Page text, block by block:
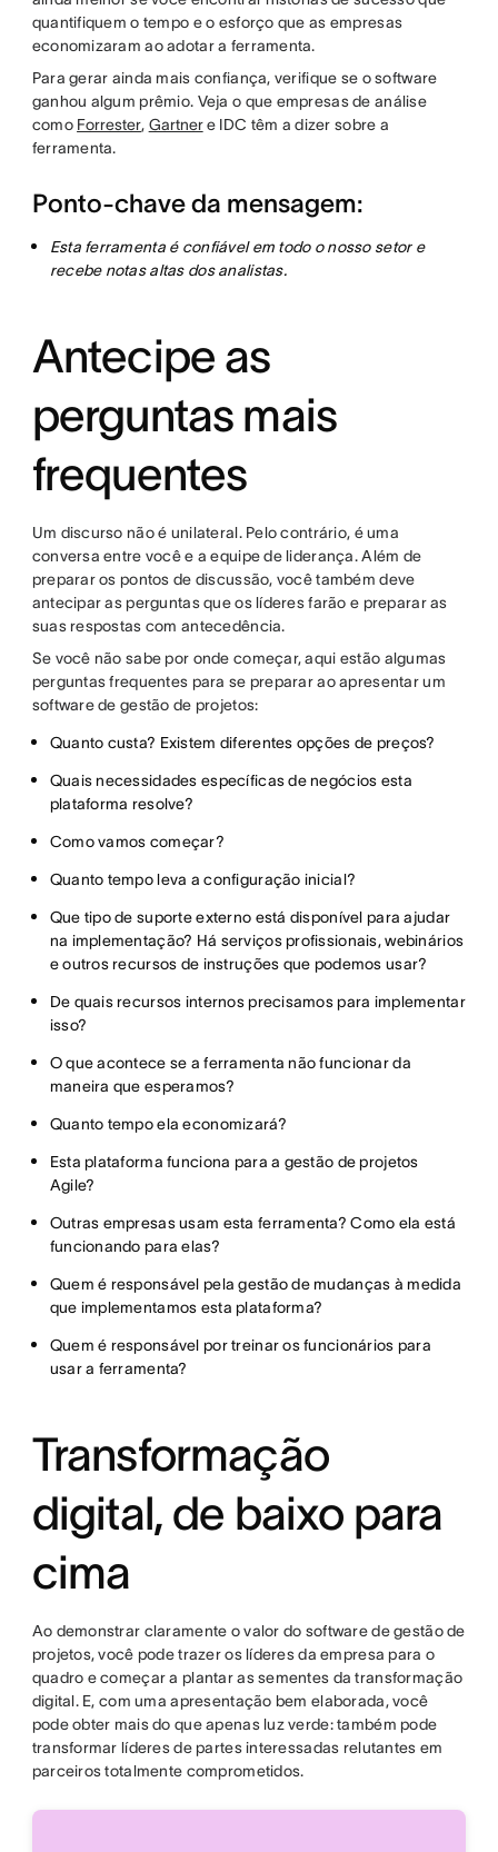
quantifiquem o tempo e o esforço que as empresas
economizaram ao adotar a ferramenta.
Para gerar ainda mais confiança, verifique se o software
ganhou algum prêmio. Veja o que empresas de análise
como Forrester, Gartnere IDC têm a dizer sobre a
ferramenta.
Ponto-chave da mensagem:
Esta ferramenta é confiável em todo o nosso setor e
recebe notas altas dos analistas.
Antecipe as
perguntas mais
frequentes
Um discurso não é unilateral. Pelo contrário, é uma
conversa entre você e a equipe de liderança. Além de
preparar os pontos de discussão, você também deve
antecipar as perguntas que os líderes farão e preparar as
suas respostas com antecedência.
Se você não sabe por onde começar, aqui estão algumas
perguntas frequentes para se preparar ao apresentar um
software de gestão de projetos:
Quanto custa? Existem diferentes opções de preços?
Quais necessidades específicas de negócios esta
plataforma resolve?
Como vamos começar?
Quanto tempo leva a configuração inicial?
Que tipo de suporte externo está disponível para ajudar
na implementação? Há serviços profissionais, webinários
e outros recursos de instruções que podemos usar?
De quais recursos internos precisamos para implementar
isso?
O que acontece se a ferramenta não funcionar da
maneira que esperamos?
Quanto tempo ela economizará?
Esta plataforma funciona para a gestão de projetos
Agile?
Outras empresas usam esta ferramenta? Como ela está
funcionando para elas?
Quem é responsável pela gestão de mudanças à medida
que implementamos esta plataforma?
Quem é responsável por treinar os funcionários para
usar a ferramenta?
Transformação
digital, de baixo para
cima
Ao demonstrar claramente o valor do software de gestão de
projetos, você pode trazer os líderes da empresa para o
quadro e começar a plantar as sementes da transformação
digital. E, com uma apresentação bem elaborada, você
pode obter mais do que apenas luz verde: também pode
transformar líderes de partes interessadas relutantes em
parceiros totalmente comprometidos.